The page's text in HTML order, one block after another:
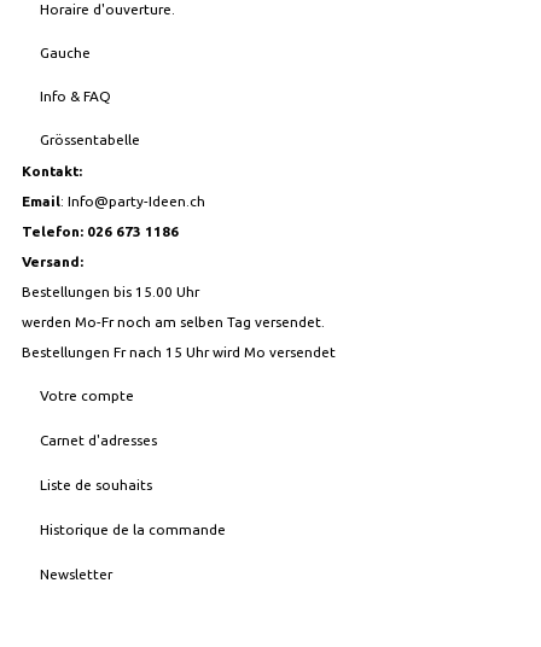
Horaire d'ouverture.
Gauche
Info & FAQ
Grössentabelle
Kontakt:
Email: Info@party-Ideen.ch
Telefon: 026 673 1186
Versand:
Bestellungen bis 15.00 Uhr
werden Mo-Fr noch am selben Tag versendet.
Bestellungen Fr nach 15 Uhr wird Mo versendet
Votre compte
Carnet d'adresses
Liste de souhaits
Historique de la commande
Newsletter